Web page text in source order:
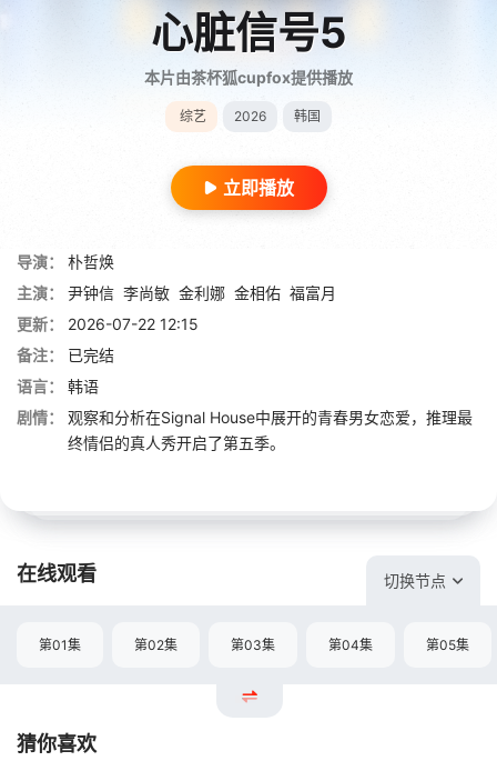
心脏信号5
本片由茶杯狐cupfox提供播放
综艺 2026 韩国
立即播放
导演：
朴哲焕
主演：
尹钟信 李尚敏 金利娜 金相佑 福富月
更新：
2026-07-22 12:15
备注：
已完结
语言：
韩语
剧情：
观察和分析在Signal House中展开的青春男女恋爱，推理最
终情侣的真人秀开启了第五季。
在线观看 切换节点
第01集 第02集 第03集 第04集 第05集
猜你喜欢